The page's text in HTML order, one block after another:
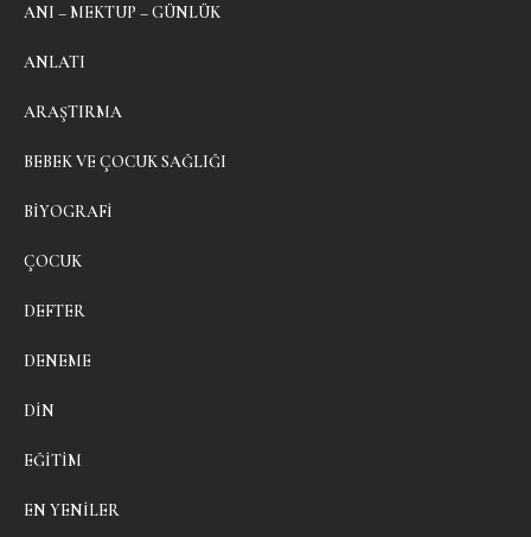
ANI – MEKTUP – GÜNLÜK
ANLATI
ARAŞTIRMA
BEBEK VE ÇOCUK SAĞLIĞI
BIYOGRAFI
ÇOCUK
DEFTER
DENEME
DIN
EĞITIM
EN YENILER